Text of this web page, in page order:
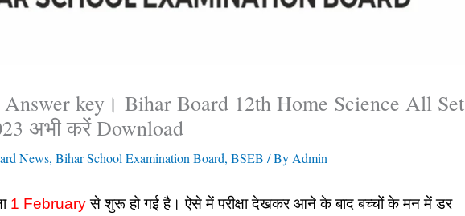
Answer key। Bihar Board 12th Home Science All Set
अभी करें Download
News, Bihar School Examination Board, BSEB / ByAdmin
1 Februaryसे शुरू हो गई है। ऐसे में परीक्षा देखकर आने के बाद बच्चों के मन में डर